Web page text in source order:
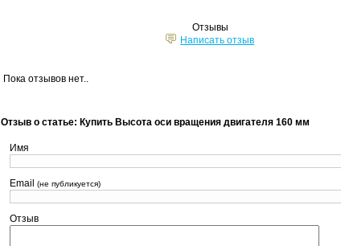
Отзывы
Написать отзыв
Пока отзывов нет..
Отзыв о статье: Купить Высота оси вращения двигателя 160 мм
Имя
Email (не публикуется)
Отзыв